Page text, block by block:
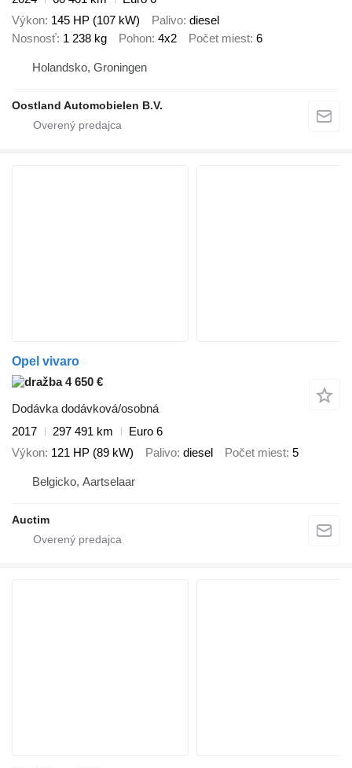
Výkon 145 HP (107 kW) Palivo diesel
Nosnosť 1 238 kg Pohon 4x2 Počet miest 6
Holandsko, Groningen
Oostland Automobielen B.V.
Opel vivaro
4 650 €
Dodávka dodávková/osobná
2017
297 491 km
Euro 6
Výkon 121 HP (89 kW) Palivo diesel Počet miest 5
Belgicko, Aartselaar
Auctim